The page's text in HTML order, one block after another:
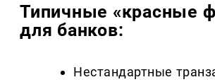
Типичные «красные
для банков:
Нестандартные